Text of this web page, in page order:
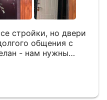
стройки, но двери
общения с
- нам нужны
которые нашлись
Филипп
стоимость и